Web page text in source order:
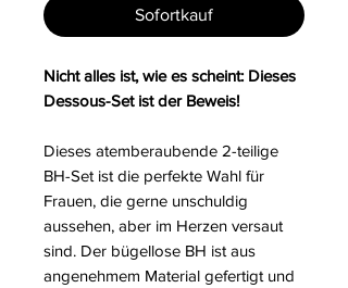
Sofortkauf
Nicht alles ist, wie es scheint: Dieses
Dessous-Set ist der Beweis!
Dieses atemberaubende 2-teilige
BH-Set ist die perfekte Wahl für
Frauen, die gerne unschuldig
aussehen, aber im Herzen versaut
sind. Der bügellose BH ist aus
angenehmem Material gefertigt und